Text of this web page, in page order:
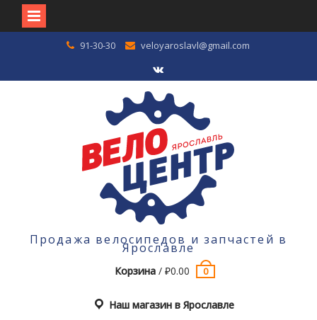
91-30-30 veloyaroslavl@gmail.com
VK
Продажа велосипедов и запчастей в
Ярославле
Корзина /₽0.00 0
Наш магазин в Ярославле